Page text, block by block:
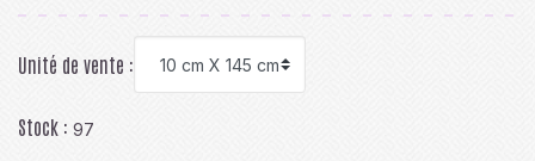
Unité de vente :
Stock : 97